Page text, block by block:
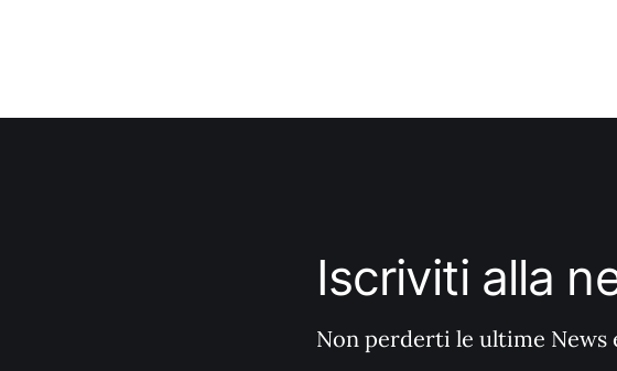
Iscriviti alla
Non perderti le ultime News